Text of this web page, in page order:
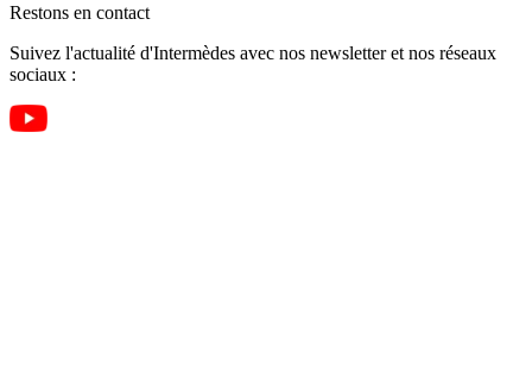
Restons en contact
Suivez l'actualité d'Intermèdes avec nos newsletter et nos réseaux
sociaux :